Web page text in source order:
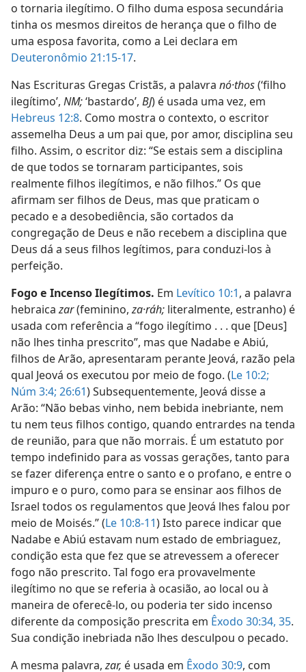
o tornaria ilegítimo. O filho duma esposa secundária
tinha os mesmos direitos de herança que o filho de
uma esposa favorita, como a Lei declara em
Deuteronômio 21:15-17.
Nas Escrituras Gregas Cristãs, a palavra nó·thos(‘filho
ilegítimo’, NM;‘bastardo’, BJ) é usada uma vez, em
Hebreus 12:8. Como mostra o contexto, o escritor
assemelha Deus a um pai que, por amor, disciplina seu
filho. Assim, o escritor diz: “Se estais sem a disciplina
de que todos se tornaram participantes, sois
realmente filhos ilegítimos, e não filhos.” Os que
afirmam ser filhos de Deus, mas que praticam o
pecado e a desobediência, são cortados da
congregação de Deus e não recebem a disciplina que
Deus dá a seus filhos legítimos, para conduzi-los à
perfeição.
Fogo e Incenso Ilegítimos. Em Levítico 10:1, a palavra
hebraicazar(feminino,za·ráh; literalmente, estranho) é
usada com referência a “fogo ilegítimo . . . que [Deus]
não lhes tinha prescrito”, mas que Nadabe e Abiú,
filhos de Arão, apresentaram perante Jeová, razão pela
qual Jeová os executou por meio de fogo. (Le 10:2;
Núm 3:4; 26:61) Subsequentemente, Jeová disse a
Arão: “Não bebas vinho, nem bebida inebriante, nem
tu nem teus filhos contigo, quando entrardes na tenda
de reunião, para que não morrais. É um estatuto por
tempo indefinido para as vossas gerações, tanto para
se fazer diferença entre o santo e o profano, e entre o
impuro e o puro, como para se ensinar aos filhos de
Israel todos os regulamentos que Jeová lhes falou por
meio de Moisés.” (Le 10:8-11) Isto parece indicar que
Nadabe e Abiú estavam num estado de embriaguez,
condição esta que fez que se atrevessem a oferecer
fogo não prescrito. Tal fogo era provavelmente
ilegítimo no que se referia à ocasião, ao local ou à
maneira de oferecê-lo, ou poderia ter sido incenso
diferente da composição prescrita em Êxodo 30:34, 35.
Sua condição inebriada não lhes desculpou o pecado.
A mesma palavra,zar, é usada em Êxodo 30:9, com